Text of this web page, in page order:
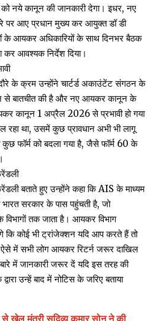
नये कानून की जानकारी देगा। इधर, नए
आए प्रधान मुख्य कर आयुक्त डॉ डी
के आयकर अधिकारियों के साथ दिनभर बैठक
कर आवश्यक निर्देश दिया।
के क्रम उन्होंने चार्टर्ड अकाउंटेंट संगठन के
से बातचीत की है और नए आयकर कानून के
कानून 1 अप्रैल 2026 से प्रभावी हो गया
था, उसमें कुछ प्रावधान अभी भी लागू
फॉर्म को बदला गया है, जैसे फॉर्म 60 के
बताते हुए उन्होंने कहा कि AIS के माध्यम
सरकार के पास पहुंचती है, जो
तक जाता है। आयकर विभाग
कोई भी ट्रांजेक्शन यदि आप करते हैं तो
में सभी लोग आयकर रिटर्न जरूर दाखिल
में जानकारी जरूर दें यदि इस तरह की
उन्हें बाद में नोटिस के जरिए बताया